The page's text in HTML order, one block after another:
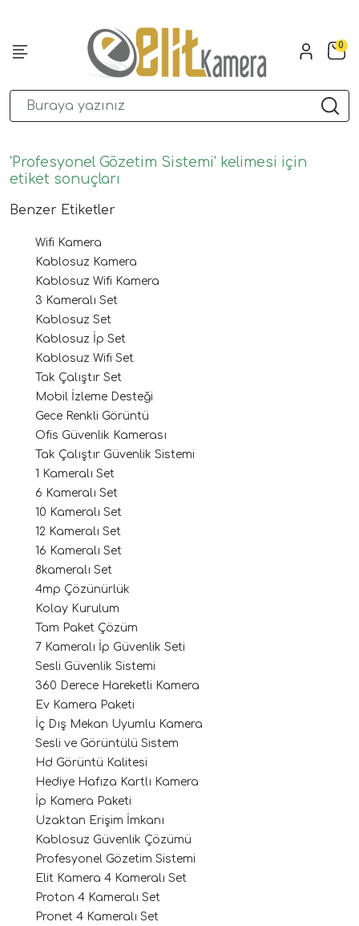
0
'Profesyonel Gözetim Sistemi' kelimesi için
etiket sonuçları
Benzer Etiketler
Wifi Kamera
Kablosuz Kamera
Kablosuz Wifi Kamera
3 Kameralı Set
Kablosuz Set
Kablosuz İp Set
Kablosuz Wifi Set
Tak Çalıştır Set
Mobil İzleme Desteği
Gece Renkli Görüntü
Ofis Güvenlik Kamerası
Tak Çalıştır Güvenlik Sistemi
1 Kameralı Set
6 Kameralı Set
10 Kameralı Set
12 Kameralı Set
16 Kameralı Set
8kameralı Set
4mp Çözünürlük
Kolay Kurulum
Tam Paket Çözüm
7 Kameralı İp Güvenlik Seti
Sesli Güvenlik Sistemi
360 Derece Hareketli Kamera
Ev Kamera Paketi
İç Dış Mekan Uyumlu Kamera
Sesli ve Görüntülü Sistem
Hd Görüntü Kalitesi
Hediye Hafıza Kartlı Kamera
İp Kamera Paketi
Uzaktan Erişim İmkanı
Kablosuz Güvenlik Çözümü
Profesyonel Gözetim Sistemi
Elit Kamera 4 Kameralı Set
Proton 4 Kameralı Set
Pronet 4 Kameralı Set